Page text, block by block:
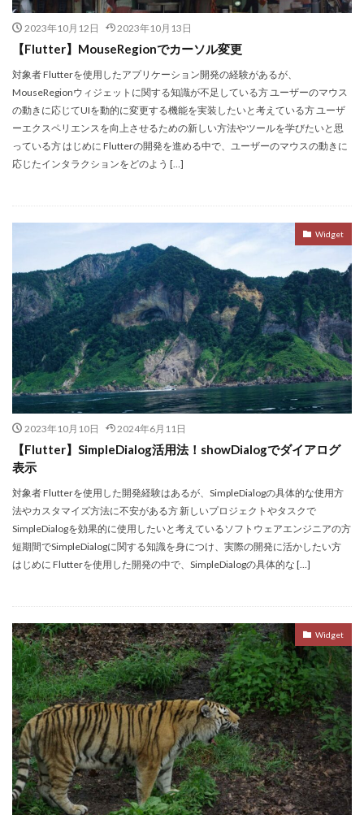
2023年10月12日 2023年10月13日
【Flutter】MouseRegionでカーソル変更
対象者 Flutterを使用したアプリケーション開発の経験があるが、
MouseRegionウィジェットに関する知識が不足している方 ユーザーのマウス
の動きに応じてUIを動的に変更する機能を実装したいと考えている方 ユーザ
ーエクスペリエンスを向上させるための新しい方法やツールを学びたいと思
っている方 はじめに Flutterの開発を進める中で、ユーザーのマウスの動きに
応じたインタラクションをどのよう […]
Widget
2023年10月10日 2024年6月11日
【Flutter】SimpleDialog活用法！showDialogでダイアログ
表示
対象者 Flutterを使用した開発経験はあるが、SimpleDialogの具体的な使用方
法やカスタマイズ方法に不安がある方 新しいプロジェクトやタスクで
SimpleDialogを効果的に使用したいと考えているソフトウェアエンジニアの方
短期間でSimpleDialogに関する知識を身につけ、実際の開発に活かしたい方
はじめに Flutterを使用した開発の中で、SimpleDialogの具体的な […]
Widget